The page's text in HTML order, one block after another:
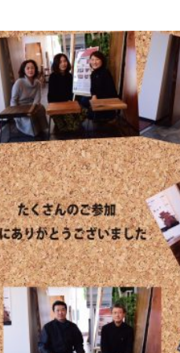
大阪梅田ギャラリー
アウトレット神戸店
大川ギャラリー【本店
天神ギャラリー
公式オンラインストア
WEBカタログ